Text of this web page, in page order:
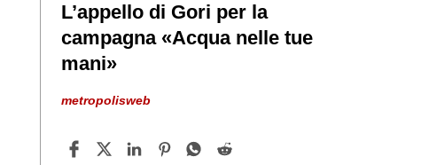
L’appello di Gori per la
campagna «Acqua nelle tue
mani»
metropolisweb